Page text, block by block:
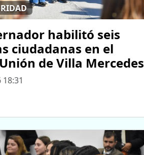
habilitó seis
ciudadanas en el
de Villa Mercedes